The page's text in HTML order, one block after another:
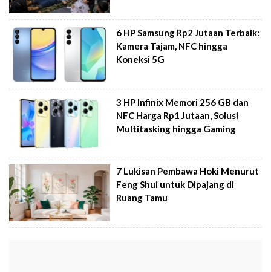
6 HP Samsung Rp2 Jutaan Terbaik:
Kamera Tajam, NFC hingga
Koneksi 5G
3 HP Infinix Memori 256 GB dan
NFC Harga Rp1 Jutaan, Solusi
Multitasking hingga Gaming
7 Lukisan Pembawa Hoki Menurut
Feng Shui untuk Dipajang di
Ruang Tamu